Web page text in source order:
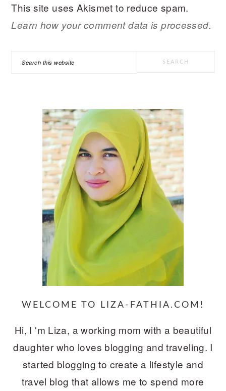
This site uses Akismet to reduce spam.
Learn how your comment data is processed.
Search
WELCOME TO LIZA-FATHIA.COM!
Hi, I 'm Liza, a working mom with a beautiful
daughter who loves blogging and traveling. I
started blogging to create a lifestyle and
travel blog that allows me to spend more